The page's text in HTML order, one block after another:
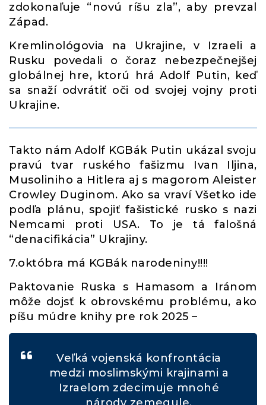
zdokonaľuje “novú ríšu zla”, aby prevzal
Západ.
Kremlinológovia na Ukrajine, v Izraeli a
Rusku povedali o čoraz nebezpečnejšej
globálnej hre, ktorú hrá Adolf Putin, keď
sa snaží odvrátiť oči od svojej vojny proti
Ukrajine.
Takto nám Adolf KGBák Putin ukázal svoju
pravú tvar ruského fašizmu Ivan Iljina,
Musoliniho a Hitlera aj s magorom Aleister
Crowley Duginom. Ako sa vraví Všetko ide
podľa plánu, spojiť fašistické rusko s nazi
Nemcami proti USA. To je tá falošná
“denacifikácia” Ukrajiny.
7.októbra má KGBák narodeniny!!!!
Paktovanie Ruska s Hamasom a Iránom
môže dojsť k obrovskému problému, ako
píšu múdre knihy pre rok 2025 –
Veľká vojenská konfrontácia
medzi moslimskými krajinami a
Izraelom zdecimuje mnohé